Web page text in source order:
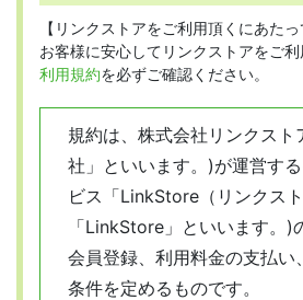
【リンクストアをご利用頂くにあたっ
お客様に安心してリンクストアをご利
利用規約を必ずご確認ください。
規約は、株式会社リンクスト
社」といいます。)が運営す
ビス「LinkStore（リンクス
「LinkStore」といいます。)
会員登録、利用料金の支払い
条件を定めるものです。